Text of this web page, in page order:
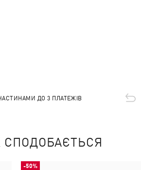
ДО 3 ПЛАТЕЖІВ
-50%